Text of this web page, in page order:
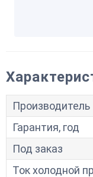
Производитель
Гарантия, год
Под заказ
Ток холодной